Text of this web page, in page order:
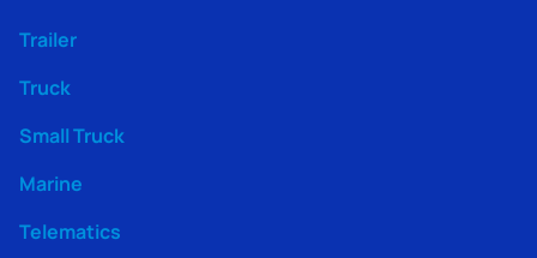
Trailer
Truck
Small Truck
Marine
Telematics